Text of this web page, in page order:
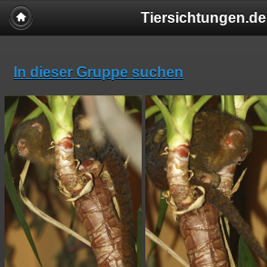
Tiersichtungen.de
In dieser Gruppe suchen